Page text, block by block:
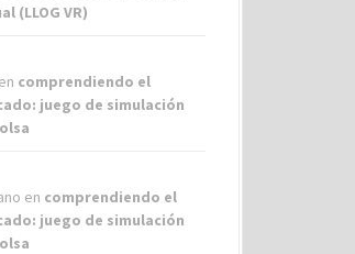
(LLOG VR)
en comprendiendo el
juego de simulación
en comprendiendo el
juego de simulación